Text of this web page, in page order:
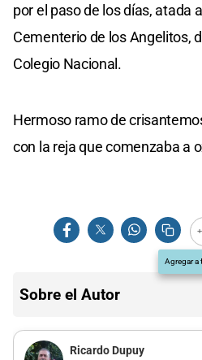
por el paso de los días, atada
Cementerio de los Angelitos,
Colegio Nacional.
Hermoso ramo de
con la reja que comenzaba a
Agregar a
Sobre el Autor
Ricardo Dupuy